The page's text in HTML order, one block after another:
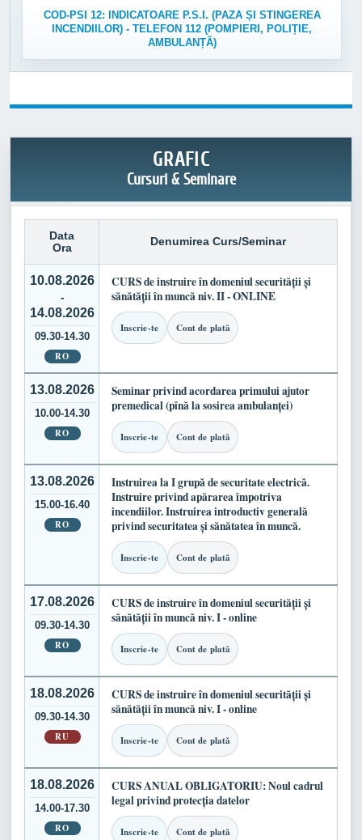
COD-PSI 12: INDICATOARE P.S.I. (PAZA ȘI STINGEREA
INCENDIILOR) - TELEFON 112 (POMPIERI, POLIȚIE,
AMBULANȚĂ)
GRAFIC
Cursuri & Seminare
Data
Ora
Denumirea Curs/Seminar
10.08.2026
-
14.08.2026
09.30-14.30
RO
CURS de instruire în domeniul securității și
sănătății în muncă niv. II - ONLINE
Inscrie-te Cont de plată
13.08.2026
10.00-14.30
RO
Seminar privind acordarea primului ajutor
premedical (pînă la sosirea ambulanței)
Inscrie-te Cont de plată
13.08.2026
15.00-16.40
RO
Instruirea la I grupă de securitate electrică.
Instruire privind apărarea împotriva
incendiilor. Instruirea introductiv generală
privind securitatea și sănătatea în muncă.
Inscrie-te Cont de plată
17.08.2026
09.30-14.30
RO
CURS de instruire în domeniul securității și
sănătății în muncă niv. I - online
Inscrie-te Cont de plată
18.08.2026
09.30-14.30
RU
CURS de instruire în domeniul securității și
sănătății în muncă niv. I - online
Inscrie-te Cont de plată
18.08.2026
14.00-17.30
RO
CURS ANUAL OBLIGATORIU: Noul cadrul
legal privind protecția datelor
Inscrie-te Cont de plată